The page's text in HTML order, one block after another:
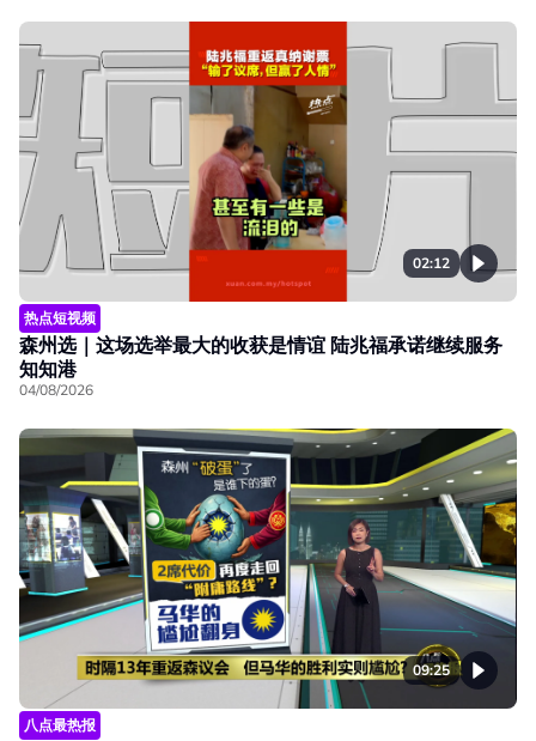
02:12
热点短视频
森州选｜这场选举最大的收获是情谊 陆兆福承诺继续服务
知知港
04/08/2026
09:25
八点最热报